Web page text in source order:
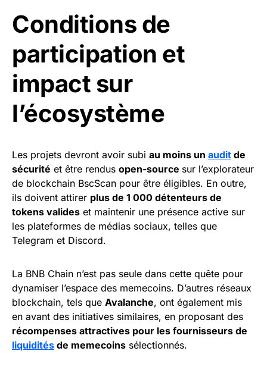
Conditions de
participation et
impact sur
l’écosystème
Les projets devront avoir subi au moins un audit de
sécurité et être rendus open-source sur l’explorateur
de blockchain BscScan pour être éligibles. En outre,
ils doivent attirer plus de 1 000 détenteurs de
tokens valides et maintenir une présence active sur
les plateformes de médias sociaux, telles que
Telegram et Discord.
La BNB Chain n’est pas seule dans cette quête pour
dynamiser l’espace des memecoins. D’autres réseaux
blockchain, tels que Avalanche, ont également mis
en avant des initiatives similaires, en proposant des
récompenses attractives pour les fournisseurs de
liquidités de memecoins sélectionnés.